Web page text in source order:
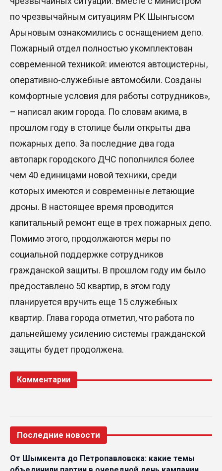
по чрезвычайным ситуациям РК Шынгысом
Арыновым ознакомились с оснащением депо.
Пожарный отдел полностью укомплектован
современной техникой: имеются автоцистерны,
оперативно-служебные автомобили. Созданы
комфортные условия для работы сотрудников»,
– написал аким города. По словам акима, в
прошлом году в столице были открыты два
пожарных депо. За последние два года
автопарк городского ДЧС пополнился более
чем 40 единицами новой техники, среди
которых имеются и современные летающие
дроны. В настоящее время проводится
капитальный ремонт еще в трех пожарных депо.
Помимо этого, продолжаются меры по
социальной поддержке сотрудников
гражданской защиты. В прошлом году им было
предоставлено 50 квартир, в этом году
планируется вручить еще 15 служебных
квартир. Глава города отметил, что работа по
дальнейшему усилению системы гражданской
защиты будет продолжена.
Комментарии
Последние новости
От Шымкента до Петропавловска: какие темы